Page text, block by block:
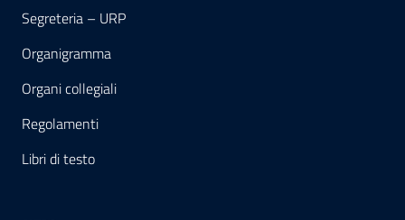
Segreteria – URP
Organigramma
Organi collegiali
Regolamenti
Libri di testo